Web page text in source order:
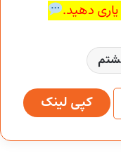
دهید.
کپی لینک